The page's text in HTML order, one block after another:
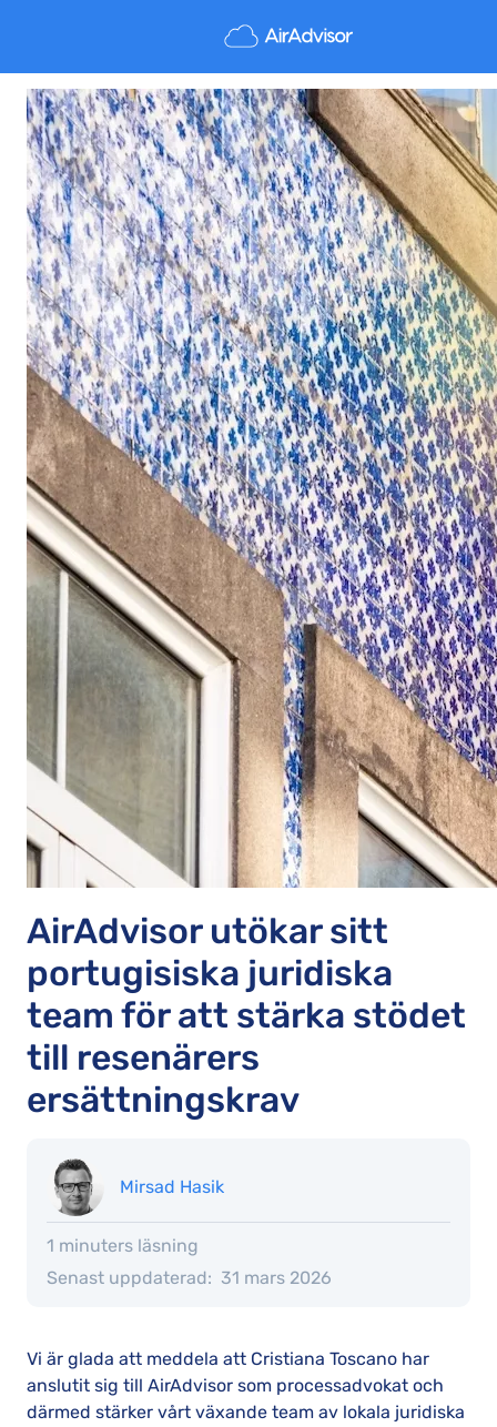
AirAdvisor utökar sitt
portugisiska juridiska
team för att stärka stödet
till resenärers
ersättningskrav
Mirsad Hasik
1 minuters läsning
Senast uppdaterad: 31 mars 2026
Vi är glada att meddela att Cristiana Toscano har
anslutit sig till AirAdvisor som processadvokat och
därmed stärker vårt växande team av lokala juridiska